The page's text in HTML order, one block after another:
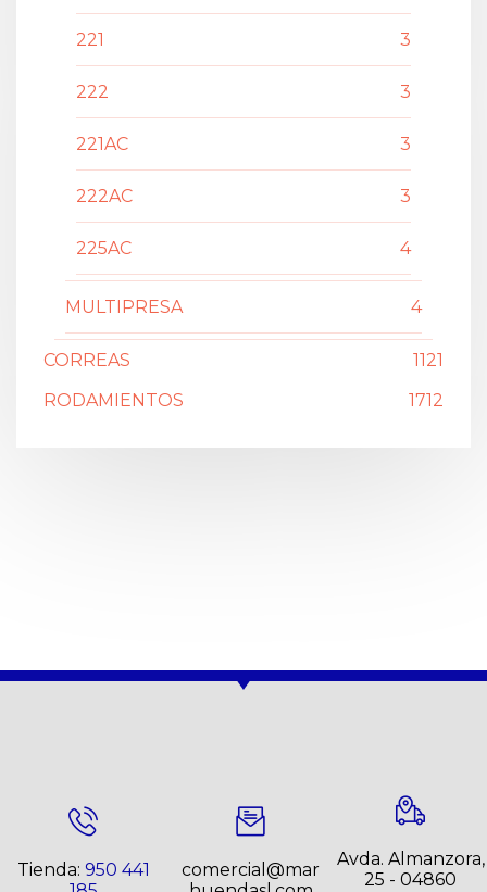
221 3
222 3
221AC 3
222AC 3
225AC 4
MULTIPRESA 4
CORREAS
1121
RODAMIENTOS
1712
Tienda: 950 441
comercial@mar
Avda. Almanzora,
25 - 04860